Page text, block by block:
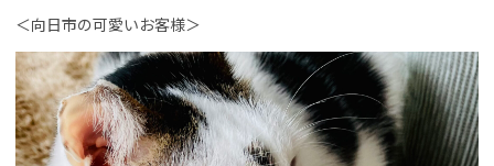
＜向日市の可愛いお客様＞